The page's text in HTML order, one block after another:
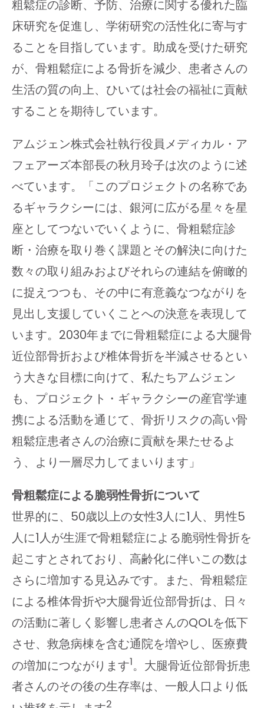
粗鬆症の診断、予防、治療に関する優れた臨
床研究を促進し、学術研究の活性化に寄与す
ることを目指しています。助成を受けた研究
が、骨粗鬆症による骨折を減少、患者さんの
生活の質の向上、ひいては社会の福祉に貢献
することを期待しています。
アムジェン株式会社執行役員メディカル・ア
フェアーズ本部長の秋月玲子は次のように述
べています。「このプロジェクトの名称であ
るギャラクシーには、銀河に広がる星々を星
座としてつないでいくように、骨粗鬆症診
断・治療を取り巻く課題とその解決に向けた
数々の取り組みおよびそれらの連結を俯瞰的
に捉えつつも、その中に有意義なつながりを
見出し支援していくことへの決意を表現して
います。2030年までに骨粗鬆症による大腿骨
近位部骨折および椎体骨折を半減させるとい
う大きな目標に向けて、私たちアムジェン
も、プロジェクト・ギャラクシーの産官学連
携による活動を通じて、骨折リスクの高い骨
粗鬆症患者さんの治療に貢献を果たせるよ
う、より一層尽力してまいります」
骨粗鬆症による脆弱性骨折について
世界的に、50歳以上の女性3人に1人、男性5
人に1人が生涯で骨粗鬆症による脆弱性骨折を
起こすとされており、高齢化に伴いこの数は
さらに増加する見込みです。また、骨粗鬆症
による椎体骨折や大腿骨近位部骨折は、日々
の活動に著しく影響し患者さんのQOLを低下
させ、救急病棟を含む通院を増やし、医療費
の増加につながります1。大腿骨近位部骨折患
者さんのその後の生存率は、一般人口より低
2